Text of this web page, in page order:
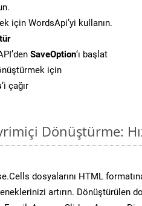
için WordsApi’yi kullanın.
SaveOption‘ı başlat
için
‘i çağır
Dönüştürme:
dosyalarını HTML
artırın. Dönüştürülen